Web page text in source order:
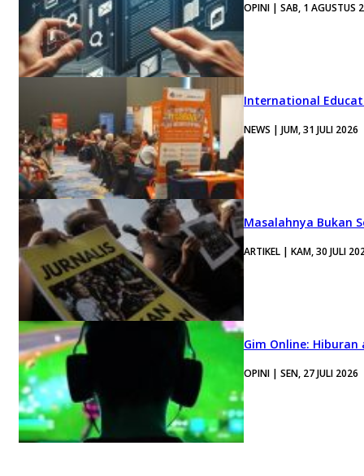
OPINI | SAB, 1 AGUSTUS
International
NEWS | JUM, 31 JULI 2026
Masalahnya Bukan
ARTIKEL | KAM, 30 JULI
Gim Online:
OPINI | SEN, 27 JULI 2026